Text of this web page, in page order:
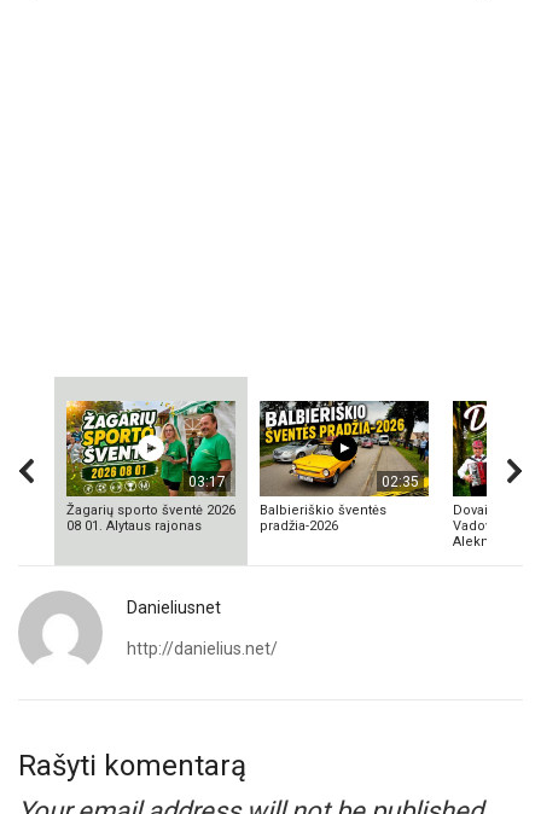
03:17
Žagarių sporto šventė 2026
08 01. Alytaus rajonas
02:35
Balbieriškio šventės
pradžia-2026
Dovainonių
Vadovas
Aleknavičius
Danieliusnet
http://danielius.net/
Rašyti komentarą